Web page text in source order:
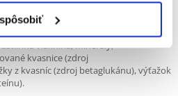
mäso, ryža, živočíšne tuky,
(L.I.P. – proteín vybraný vďaka
odrezky, hydrolyzované živočíšne
vláknina, minerály,
kvasnice (zdroj
z kvasníc (zdroj betaglukánu), výťažok